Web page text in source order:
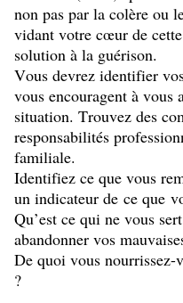
non pas par la colère ou
vidant votre cœur de
solution à la guérison.
Vous devrez identifier
vous encouragent à vous
situation. Trouvez des
responsabilités
familiale.
Identifiez ce que vous
un indicateur de ce que
Qu’est ce qui ne vous
abandonner vos
De quoi vous
?